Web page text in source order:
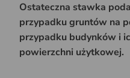
Ostateczna stawka
przypadku gruntów na
przypadku budynków i
powierzchni użytkowej.